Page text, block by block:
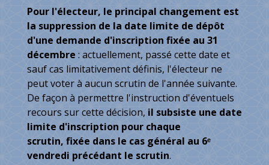
Pour l'électeur, le principal changement est
la suppression de la date limite de dépôt
d'une demande d'inscription fixée au 31
décembre : actuellement, passé cette date et
sauf cas limitativement définis, l'électeur ne
peut voter à aucun scrutin de l'année suivante.
De façon à permettre l'instruction d'éventuels
recours sur cette décision, il subsiste une date
limite d'inscription pour chaque
scrutin, fixée dans le cas général au 6ᵉ
vendredi précédant le scrutin.